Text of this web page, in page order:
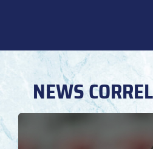
NEWS